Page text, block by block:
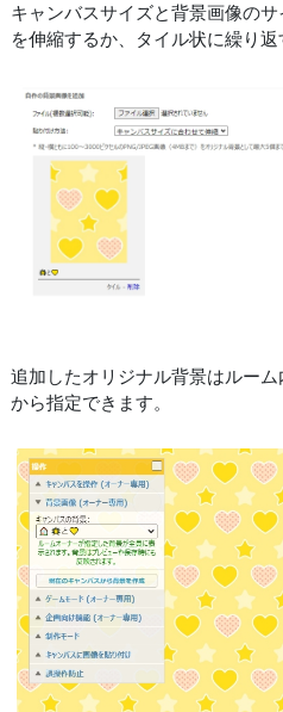
キャンバスサイズと背景画像の
を伸縮するか、タイル状に繰り返
追加したオリジナル背景はルー
から指定できます。